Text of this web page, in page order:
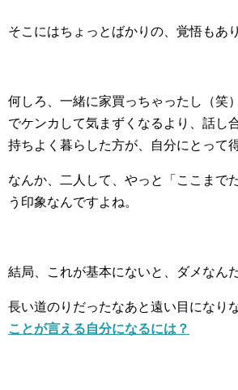
そこにはちょっとばかりの、覚悟もあ
何しろ、一緒に家買っちゃったし（笑
でケンカして気まずくなるより、話し
持ちよく暮らした方が、自分にとって得
なんか、二人して、やっと「ここまで
う印象なんですよね。
結局、これが基本にないと、ダメなん
長い道のりだったなあと遠い目になり
ことが言える自分になるには？